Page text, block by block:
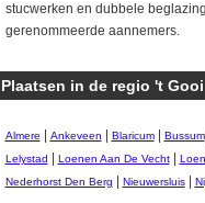
stucwerken en dubbele
gerenommeerde aannemers.
Plaatsen in de regio 't Gooi
Almere Ankeveen Blaricum| Bussum
Lelystad Loenen Aan De Vecht|
Nederhorst Den Berg Nieuwersluis|